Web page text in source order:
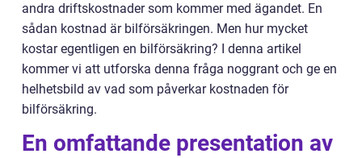
andra driftskostnader som kommer med ägandet. En
sådan kostnad är bilförsäkringen. Men hur mycket
kostar egentligen en bilförsäkring? I denna artikel
kommer vi att utforska denna fråga noggrant och ge en
helhetsbild av vad som påverkar kostnaden för
bilförsäkring.
En omfattande presentation av